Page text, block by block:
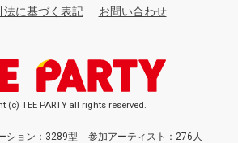
法に基づく表記
お問い合わせ
(c) TEE PARTY all rights reserved.
ション：3289型
参加アーティスト：276人